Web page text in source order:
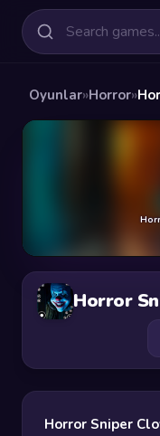
Oyunlar»Horror»
Horror
Horror Sniper